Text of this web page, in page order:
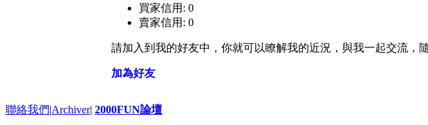
買家信用: 0
賣家信用: 0
請加入到我的好友中，你就可以瞭解我的近況，與我一起交流，
加為好友
聯絡我們|Archiver| 2000FUN論壇